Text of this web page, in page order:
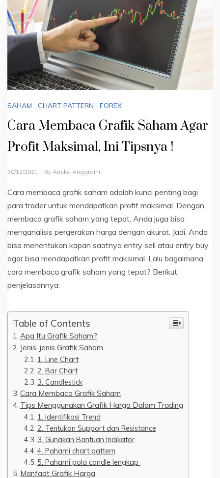
SAHAM , CHART PATTERN , FOREX
Cara Membaca Grafik Saham Agar
Profit Maksimal, Ini Tipsnya !
30/12/2021 By Ariska Anggraini
Cara membaca grafik saham adalah kunci penting bagi
para trader untuk mendapatkan profit maksimal. Dengan
membaca grafik saham yang tepat, Anda juga bisa
menganalisis pergerakan harga dengan akurat. Jadi, Anda
bisa menentukan kapan saatnya entry sell atau entry buy
agar bisa mendapatkan profit maksimal. Lalu bagaimana
cara membaca grafik saham yang tepat? Berikut
penjelasannya:
Table of Contents
Apa Itu Grafik Saham?
Jenis-jenis Grafik Saham
1. Line Chart
2. Bar Chart
3. Candlestick
Cara Membaca Grafik Saham
Tips Menggunakan Grafik Harga Dalam Trading
1. Identifikasi Trend
2. Tentukan Support dan Resistance
3. Gunakan Bantuan Indikator
4. Pahami chart pattern
5. Pahami pola candle lengkap
Manfaat Grafik Harga